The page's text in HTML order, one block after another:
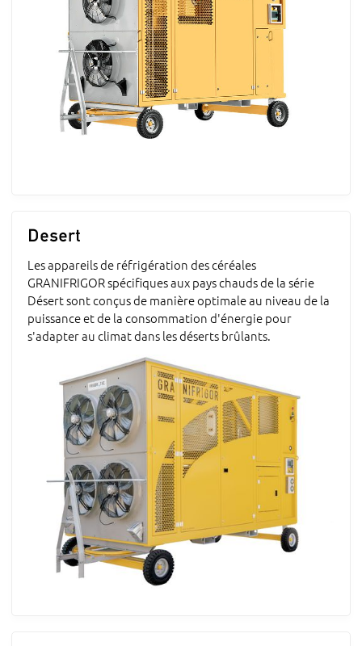
Desert
Les appareils de réfrigération des céréales
GRANIFRIGOR spécifiques aux pays chauds de la série
Désert sont conçus de manière optimale au niveau de la
puissance et de la consommation d'énergie pour
s'adapter au climat dans les déserts brûlants.